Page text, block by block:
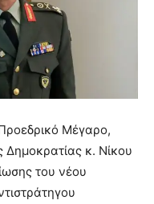
Μέγαρο,
Δημοκρατίας κ. Νίκου
του νέου